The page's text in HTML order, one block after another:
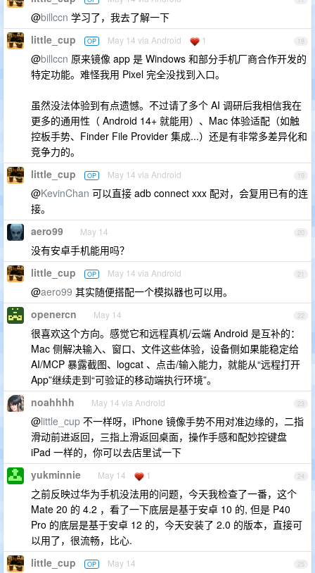
@billccn 学习了，我去了解一下
18
little_cup OP May 14 via Android 1
@billccn 原来镜像 app 是 Windows 和部分手机厂商合作开发的
特定功能。难怪我用 Pixel 完全没找到入口。
虽然没法体验到有点遗憾。不过请了多个 AI 调研后我相信我在
更多的通用性（ Android 14+ 就能用）、Mac 体验适配（如触
控板手势、Finder File Provider 集成...）还是有非常多差异化和
竞争力的。
19
little_cup OP May 14 via Android
@KevinChan 可以直接 adb connect xxx 配对，会复用已有的连
接。
20
aero99 May 14
没有安卓手机能用吗？
21
little_cup OP May 14 via Android
@aero99 其实随便搭配一个模拟器也可以用。
22
openercn May 14
很喜欢这个方向。感觉它和远程真机/云端 Android 是互补的：
Mac 侧解决输入、窗口、文件这些体验，设备侧如果能稳定给
AI/MCP 暴露截图、logcat 、点击/输入能力，就能从“远程打开
App”继续走到“可验证的移动端执行环境”。
23
noahhhh May 14 via Android
@little_cup 不一样呀，iPhone 镜像手势不用对准边缘的，二指
滑动前进返回，三指上滑返回桌面，操作手感和配妙控键盘
iPad 一样的，你可以去店里试一下
24
yukminnie May 14 1
之前反映过华为手机没法用的问题，今天我检查了一番，这个
Mate 20 的 4.2 ，看了一下底层是基于安卓 10 的, 但是 P40
Pro 的底层是基于安卓 12 的，今天安装了 2.0 的版本，直接可
以用了，很流畅，比心.
25
little_cup OP May 14